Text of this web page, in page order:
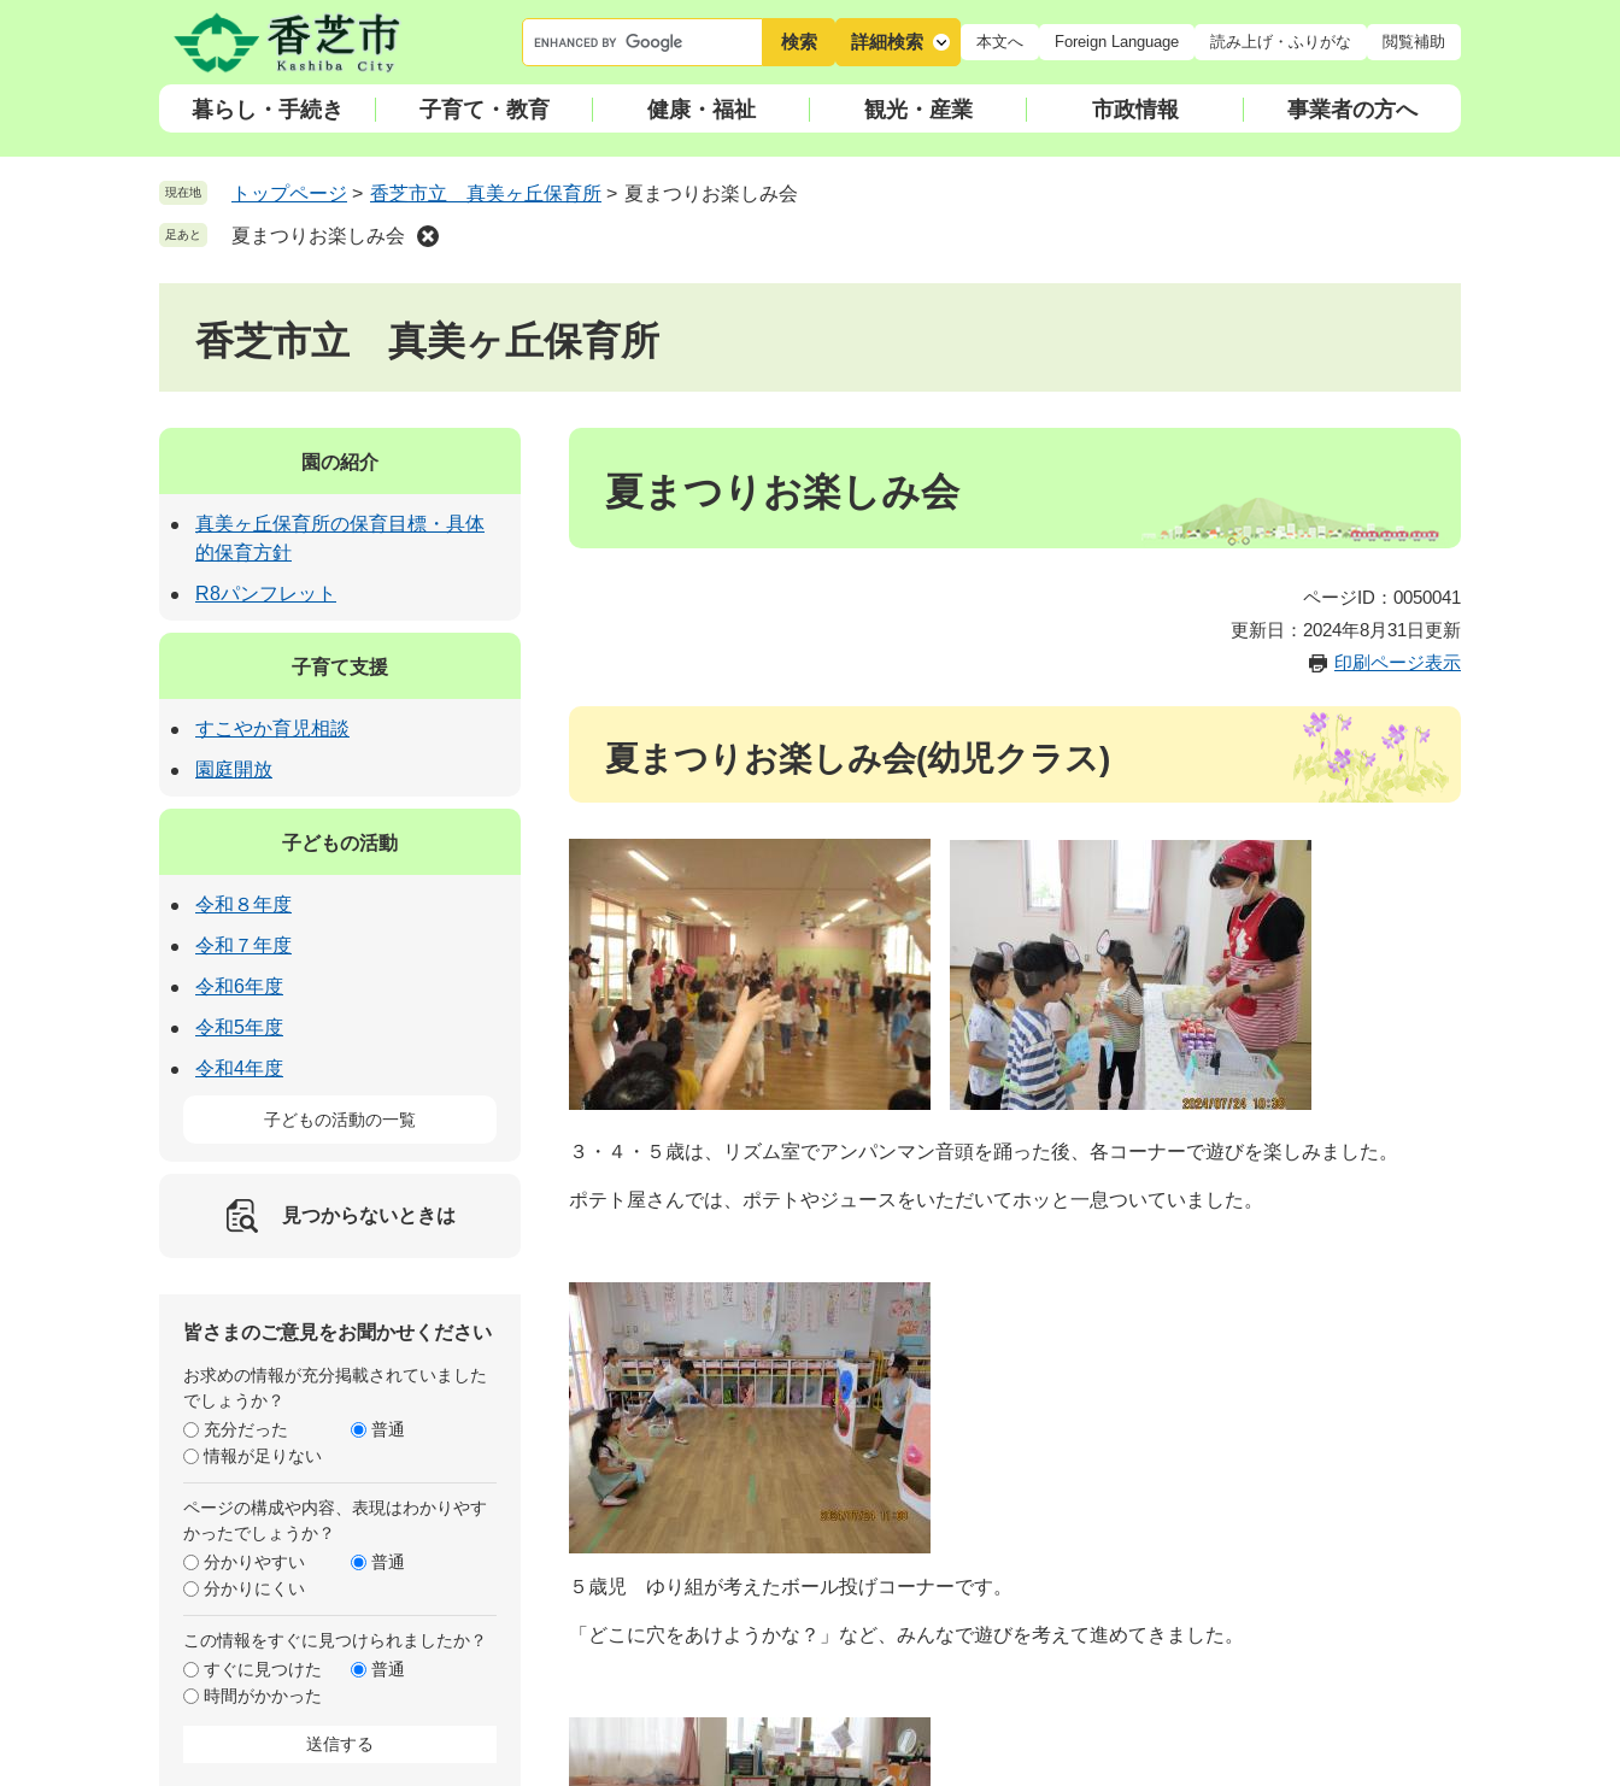
頭
飛
ー
ワ
ー
索
詳細検索 本文へ Foreign Language 読み上げ・ふりがな 閲覧補助
暮らし・手続き 子育て・教育 健康・福祉 観光・産業 市政情報 事業者の方へ
現在地 トップページ > 香芝市立 真美ヶ丘保育所 > 夏まつりお楽しみ会
足あと 夏まつりお楽しみ会
香芝市立 真美ヶ丘保育所
本
夏まつりお楽しみ会
ページID：0050041
更新日：2024年8月31日更新
印刷ページ表示
夏まつりお楽しみ会(幼児クラス)
３・４・５歳は、リズム室でアンパンマン音頭を踊った後、各コーナーで遊びを楽しみました。
ポテト屋さんでは、ポテトやジュースをいただいてホッと一息ついていました。
５歳児 ゆり組が考えたボール投げコーナーです。
「どこに穴をあけようかな？」など、みんなで遊びを考えて進めてきました。
園の紹介
真美ヶ丘保育所の保育目標・具体
的保育方針
R8パンフレット
子育て支援
すこやか育児相談
園庭開放
子どもの活動
令和８年度
令和７年度
令和6年度
令和5年度
令和4年度
子どもの活動の一覧
見つからないときは
皆さまのご意見をお聞かせください
お求めの情報が充分掲載されていました
でしょうか？
充分だった
普通
情報が足りない
ページの構成や内容、表現はわかりやす
かったでしょうか？
分かりやすい
普通
分かりにくい
この情報をすぐに見つけられましたか？
すぐに見つけた
普通
時間がかかった